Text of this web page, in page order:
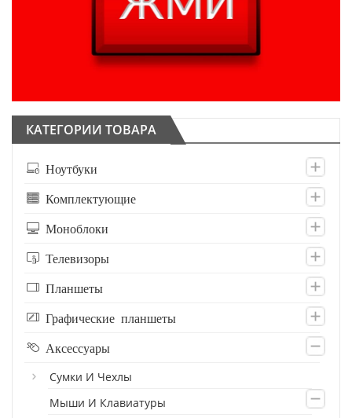
КАТЕГОРИИ ТОВАРА
Ноутбуки
Комплектующие
Моноблоки
Телевизоры
Планшеты
Графические планшеты
Аксессуары
Сумки И Чехлы
Мыши И Клавиатуры